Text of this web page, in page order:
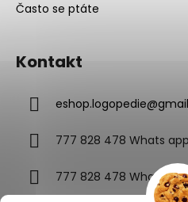
Často se ptáte
Kontakt
eshop.logopedie@
777 828 478 Whats
777 828 478 Whats